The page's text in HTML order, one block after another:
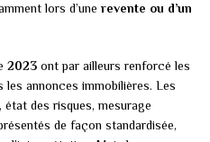
lors d’une revente ou d’un
2023 ont par ailleurs renforcé les
annonces immobilières. Les
état des risques, mesurage
de façon standardisée,